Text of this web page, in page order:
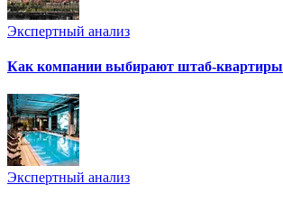
Экспертный анализ
Как компании выбирают штаб-квартиры
Экспертный анализ